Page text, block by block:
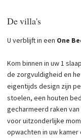
De villa's
U verblijft in een One
Kom binnen in uw 1
de zorgvuldigheid en
eigentijds design zijn
stoelen, een houten
gecharmeerd raken van
voor uitzonderlijke
opwachten in uw